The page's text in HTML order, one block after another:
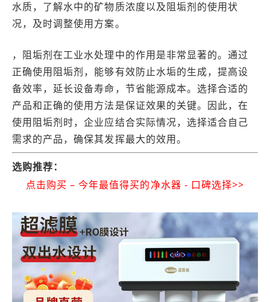
水质，了解水中的矿物质浓度以及阻垢剂的使用状
况，及时调整使用方案。
，阻垢剂在工业水处理中的作用是非常显著的。通过
正确使用阻垢剂，能够有效防止水垢的生成，提高设
备效率，延长设备寿命，节省能源成本。选择合适的
产品和正确的使用方法是保证效果的关键。因此，在
使用阻垢剂时，企业应结合实际情况，选择适合自己
需求的产品，确保其发挥最大的效用。
选购推荐：
点击购买 – 今年最值得买的净水器 - 口碑选择>>